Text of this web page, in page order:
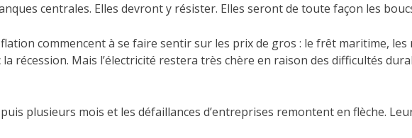
centrales. Elles devront y résister. Elles seront de toute façon les
commencent à se faire sentir sur les prix de gros : le frêt maritime,
récession. Mais l’électricité restera très chère en raison des difficultés
plusieurs mois et les défaillances d’entreprises remontent en flèche.